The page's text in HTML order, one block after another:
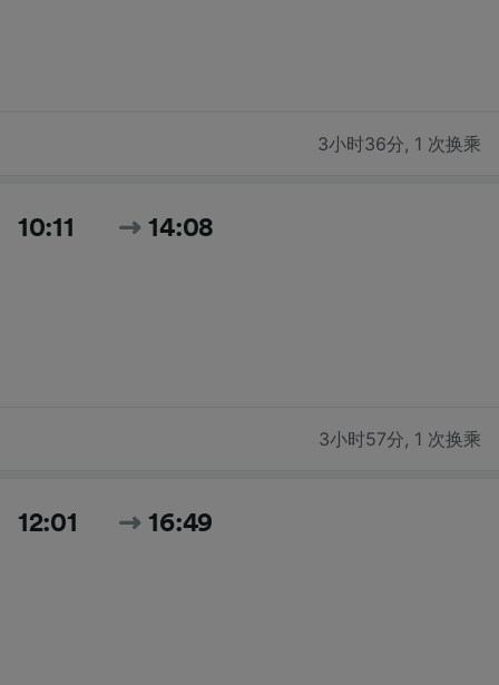
3小时36分, 1 次换乘
10:11 14:08
3小时57分, 1 次换乘
12:01 16:49